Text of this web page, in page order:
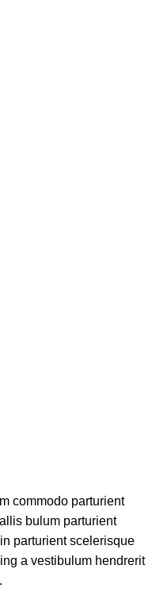
commodo parturient
bulum parturient
parturient scelerisque
a vestibulum hendrerit